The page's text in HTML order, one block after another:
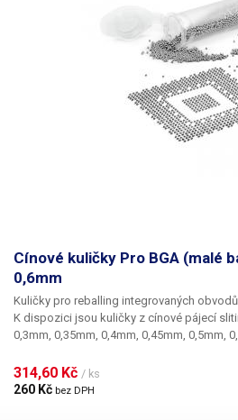
Cínové kuličky Pro BGA (malé
0,6mm
Kuličky pro reballing integrovaných
K dispozici jsou kuličky z cínové pájecí
0,3mm, 0,35mm, 0,4mm, 0,45mm, 0,5mm,
BGA mřížky pro překuličkování. Ampule
kuliček o daném průměru.
314,60 Kč / ks
260 Kč bez DPH